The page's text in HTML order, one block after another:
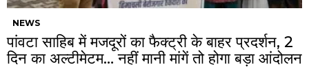
NEWS
पांवटा साहिब में मजदूरों का फैक्ट्री के बाहर प्रदर्शन, 2
दिन का अल्टीमेटम… नहीं मानी मांगें तो होगा बड़ा आंदोलन